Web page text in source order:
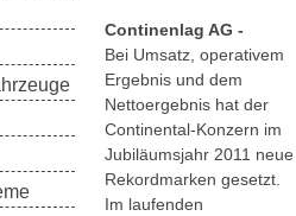
Continenlag AG -
Bei Umsatz, operativem
Ergebnis und dem
Nettoergebnis hat der
Continental-Konzern im
Jubiläumsjahr 2011 neue
Rekordmarken gesetzt.
Im laufenden